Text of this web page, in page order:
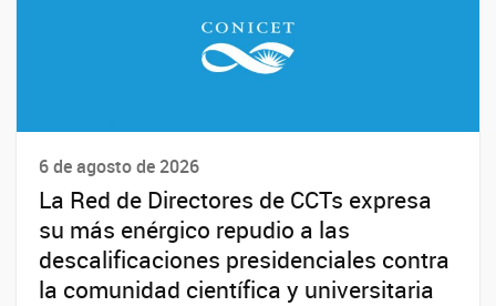
6 de agosto de 2026
La Red de Directores de CCTs expresa
su más enérgico repudio a las
descalificaciones presidenciales contra
la comunidad científica y universitaria